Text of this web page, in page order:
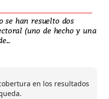
se han resuelto dos
(uno de hecho y una
en los resultados